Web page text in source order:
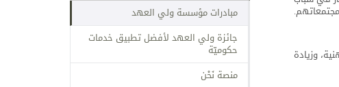
وزيادة
مبادرات مؤسسة ولي العهد
جائزة ولي العهد لأفضل تطبيق خدمات
حكوميّة
منصة نَحْن